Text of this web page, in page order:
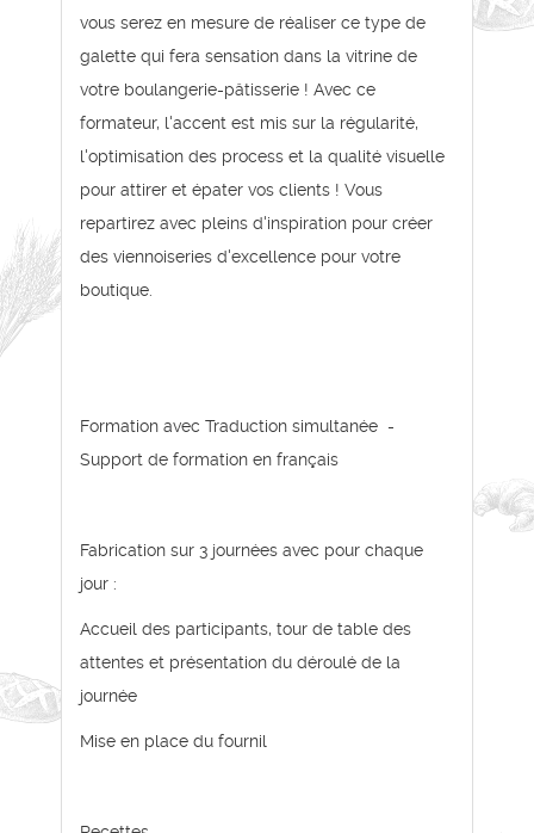
vous serez en mesure de réaliser ce type de
galette qui fera sensation dans la vitrine de
votre boulangerie-pâtisserie ! Avec ce
formateur, l'accent est mis sur la régularité,
l'optimisation des process et la qualité visuelle
pour attirer et épater vos clients ! Vous
repartirez avec pleins d'inspiration pour créer
des viennoiseries d'excellence pour votre
boutique.
Formation avec Traduction simultanée -
Support de formation en français
Fabrication sur 3 journées avec pour chaque
jour :
Accueil des participants, tour de table des
attentes et présentation du déroulé de la
journée
Mise en place du fournil